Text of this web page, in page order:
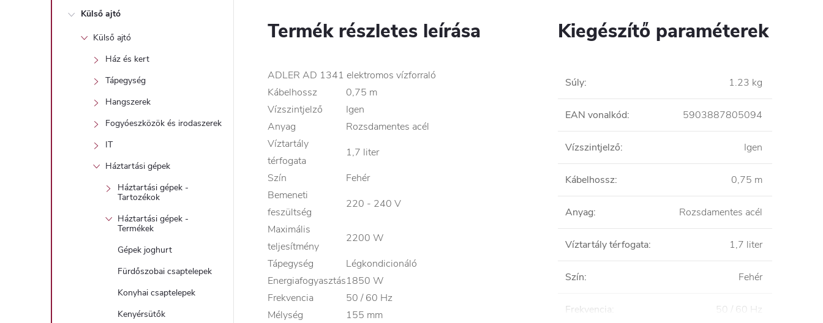
Külső ajtó
Külső ajtó
Ház és kert
Tápegység
Hangszerek
Fogyóeszközök és irodaszerek
IT
Háztartási gépek
Háztartási gépek -
Tartozékok
Háztartási gépek -
Termékek
Gépek joghurt
Fürdőszobai csaptelepek
Konyhai csaptelepek
Kenyérsütők
Termék részletes leírása
ADLER AD 1341 elektromos vízforraló
Kábelhossz
0,75 m
Vízszintjelző
Igen
Anyag
Rozsdamentes acél
Víztartály
térfogata
1,7 liter
Szín
Fehér
Bemeneti
feszültség
220 - 240 V
Maximális
teljesítmény
2200 W
Tápegység
Légkondicionáló
Energiafogyasztás1850 W
Frekvencia
50 / 60 Hz
Mélység
155 mm
Kiegészítő paraméterek
Súly: 1.23 kg
EAN vonalkód: 5903887805094
Vízszintjelző: Igen
Kábelhossz: 0,75 m
Anyag: Rozsdamentes acél
Víztartály térfogata: 1,7 liter
Szín: Fehér
Frekvencia: 50 / 60 Hz